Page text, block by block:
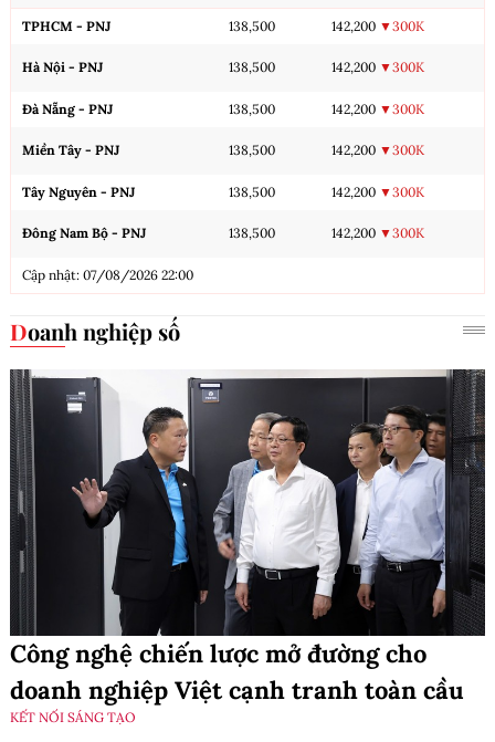
TPHCM - PNJ 138,500 142,200 ▼300K
Hà Nội - PNJ 138,500 142,200 ▼300K
Đà Nẵng - PNJ 138,500 142,200 ▼300K
Miền Tây - PNJ 138,500 142,200 ▼300K
Tây Nguyên - PNJ 138,500 142,200 ▼300K
Đông Nam Bộ - PNJ 138,500 142,200 ▼300K
Cập nhật: 07/08/2026 22:00
Doanh nghiệp số
Công nghệ chiến lược mở đường cho
doanh nghiệp Việt cạnh tranh toàn cầu
KẾT NỐI SÁNG TẠO